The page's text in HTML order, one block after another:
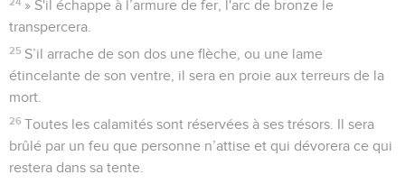
» S'il échappe à l’armure de fer, l'arc de bronze le
transpercera.
25 S’il arrache de son dos une flèche, ou une lame
étincelante de son ventre, il sera en proie aux terreurs de la
mort.
26 Toutes les calamités sont réservées à ses trésors. Il sera
brûlé par un feu que personne n’attise et qui dévorera ce qui
restera dans sa tente.